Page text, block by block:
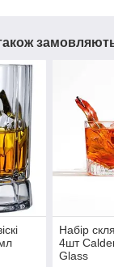
Набір
4шт
Glass